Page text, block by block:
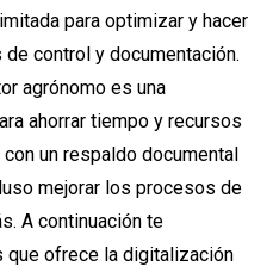
para optimizar y hacer
control y documentación.
agrónomo es una
ahorrar tiempo y recursos
un respaldo documental
mejorar los procesos de
A continuación te
ofrece la digitalización